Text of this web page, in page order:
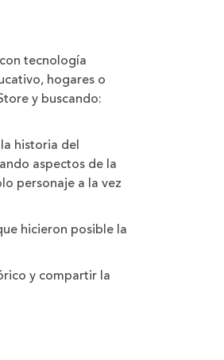
tecnología
hogares o
y buscando:
historia del
aspectos de la
personaje a la vez
hicieron posible la
y compartir la